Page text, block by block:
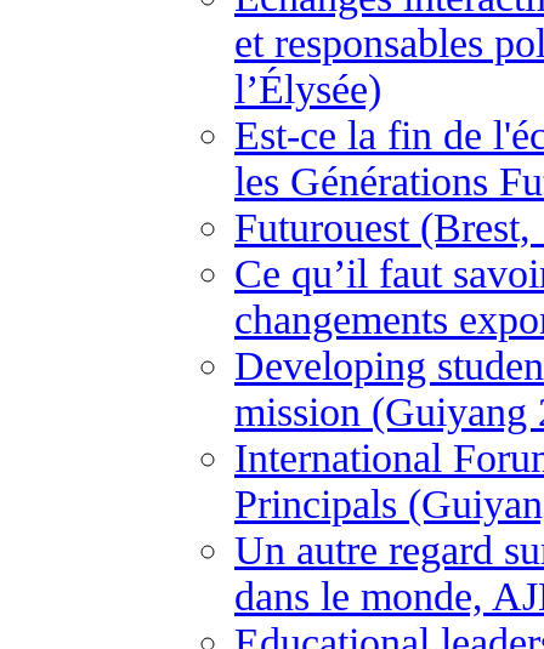
et responsables
l’Élysée)
Est-ce la fin de
les Générations
Futurouest
Ce qu’il faut
changements
Developing
mission (Guiyang
International
Principals
Un autre regard
dans le monde,